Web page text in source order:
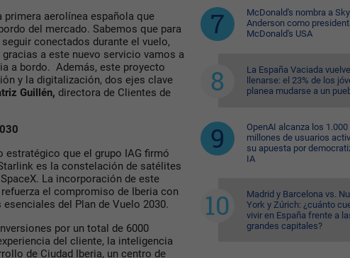
primera aerolínea española que
del mercado. Sabemos que para
conectados durante el vuelo,
a este nuevo servicio vamos a
a bordo. Además, este proyecto
y la digitalización, dos ejes clave
Guillén, directora de Clientes de
que el grupo IAG firmó
es la constelación de satélites
La incorporación de este
el compromiso de Iberia con
del Plan de Vuelo 2030.
por un total de 6000
del cliente, la inteligencia
de Ciudad Iberia, un centro de
McDonald's nombra a
Anderson como
McDonald's USA
La España Vaciada
llenarse: el 23% de los
planea mudarse a un
OpenAI alcanza los 1.000
millones de usuarios
su apuesta por
IA
Madrid y Barcelona vs.
York y Zúrich: ¿cuánto
vivir en España frente a
grandes capitales?